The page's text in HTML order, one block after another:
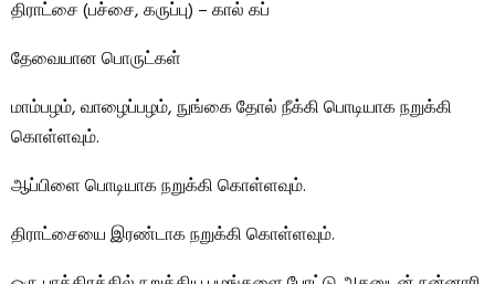
திராட்சை (பச்சை, கருப்பு) – கால் கப்
தேவையான பொருட்கள்
மாம்பழம், வாழைப்பழம், நுங்கை தோல் நீக்கி பொடியாக நறுக்கி
கொள்ளவும்.
ஆப்பிளை பொடியாக நறுக்கி கொள்ளவும்.
திராட்சையை இரண்டாக நறுக்கி கொள்ளவும்.